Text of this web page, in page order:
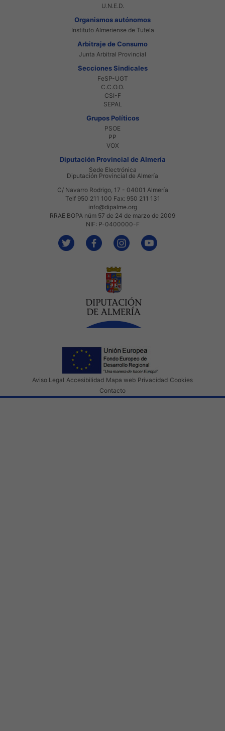
U.N.E.D.
Organismos autónomos
Instituto Almeriense de Tutela
Arbitraje de Consumo
Junta Arbitral Provincial
Secciones Sindicales
FeSP-UGT
C.C.O.O.
CSI-F
SEPAL
Grupos Políticos
PSOE
PP
VOX
Diputación Provincial de Almería
Sede Electrónica
Diputación Provincial de Almería
C/ Navarro Rodrigo, 17 - 04001 Almería
Telf 950 211 100 Fax: 950 211 131
info@dipalme.org
RRAE BOPA núm 57 de 24 de marzo de 2009
NIF: P-0400000-F
Aviso Legal Accesibilidad Mapa web Privacidad Cookies
Contacto